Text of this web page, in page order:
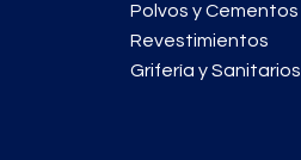
Polvos y Cementos
Revestimientos
Grifería y Sanitarios